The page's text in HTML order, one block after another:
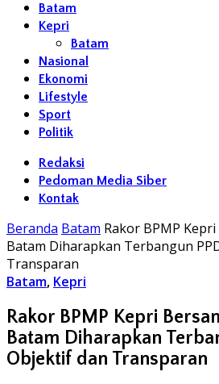
Batam
Kepri
Batam
Nasional
Ekonomi
Lifestyle
Sport
Politik
Redaksi
Pedoman Media Siber
Kontak
Beranda Batam Rakor BPMP
Batam Diharapkan Terbangun
Transparan
Batam, Kepri
Rakor BPMP Kepri
Batam Diharapkan
Objektif dan Transparan